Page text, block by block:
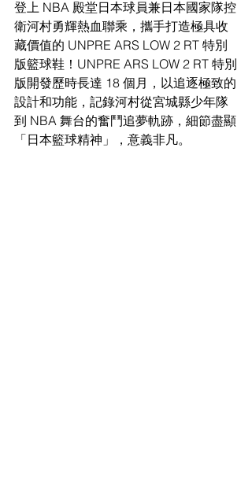
登上 NBA 殿堂⽇本球員兼⽇本國家隊控
衛河村勇輝熱⾎聯乘，攜⼿打造極具收
藏價值的 UNPRE ARS LOW 2 RT 特別
版籃球鞋！UNPRE ARS LOW 2 RT 特別
版開發歷時長達 18 個⽉，以追逐極致的
設計和功能，記錄河村從宮城縣少年隊
到 NBA 舞台的奮⾾追夢軌跡，細節盡顯
「⽇本籃球精神」，意義非凡。